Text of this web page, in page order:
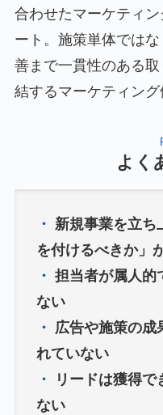
合わせたマーケティ
ート。施策単体では
善まで一貫性のある
結するマーケティング
よく
・ 新規事業を立ち
を付けるべきか」
・ 担当者が属人的
ない
・ 広告や施策の成
れていない
・
リードは獲得で
ない